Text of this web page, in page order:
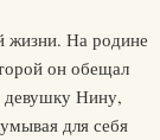
жизни. На родине
он обещал
девушку Нину,
для себя